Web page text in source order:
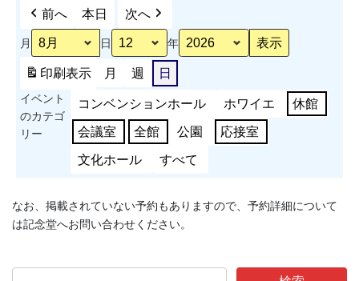
前へ 本日 次へ
月 日 年
印刷表示 月 週 日
イベント
のカテゴ
リー
コンベンションホール ホワイエ 休館
会議室 全館 公園 応接室
文化ホール すべて
なお、掲載されていない予約もありますので、予約詳細について
は記念堂へお問い合わせください。